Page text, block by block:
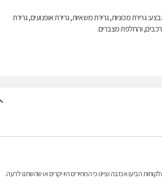
ומבצע: גרירת מכוניות, גרירת משאיות, גרירת אופנועים, גרירת
רכבים, והחלפת מצברים.
הביעו אכזבה וציינו כי המחירים היו יקרים או שהשתנו לרעה.